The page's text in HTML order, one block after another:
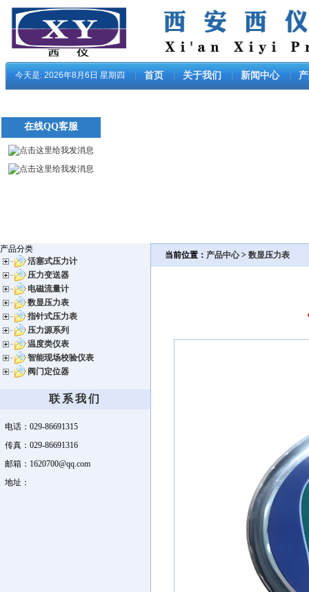
今天是: 2026年8月6日 星期四 首页 关于我们 新闻中心
产品分类
活塞式压力计
压力变送器
电磁流量计
数显压力表
指针式压力表
压力源系列
温度类仪表
智能现场校验仪表
阀门定位器
联系我们
电话：029-86691315
传真：029-86691316
邮箱：1620700@qq.com
地址：
当前位置： 产品中心> 数显压力表
在线QQ客服